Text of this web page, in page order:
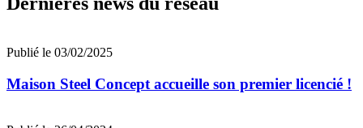
Publié le 03/02/2025
Maison Steel Concept accueille son premier licencié !